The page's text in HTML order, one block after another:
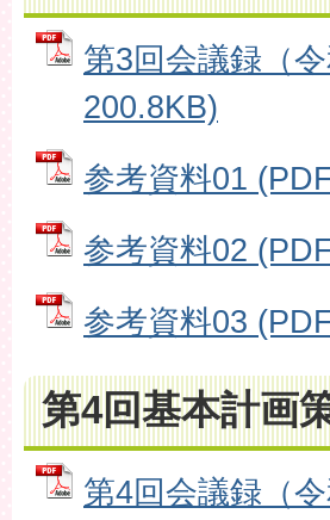
第3回会議録（
200.8KB)
参考資料01
参考資料02
参考資料03
第4回基本計画
第4回会議録（